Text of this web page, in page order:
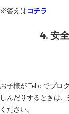
※答えはコチラ
4. 安
お子様が Tello でプロ
しんだりするときは
ください。